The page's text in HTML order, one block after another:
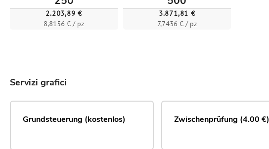
2.203,89 €
8,8156 € / pz
3.871,81 €
7,7436 € / pz
Servizi grafici
Grundsteuerung (kostenlos) Zwischenprüfung (4.00 €)